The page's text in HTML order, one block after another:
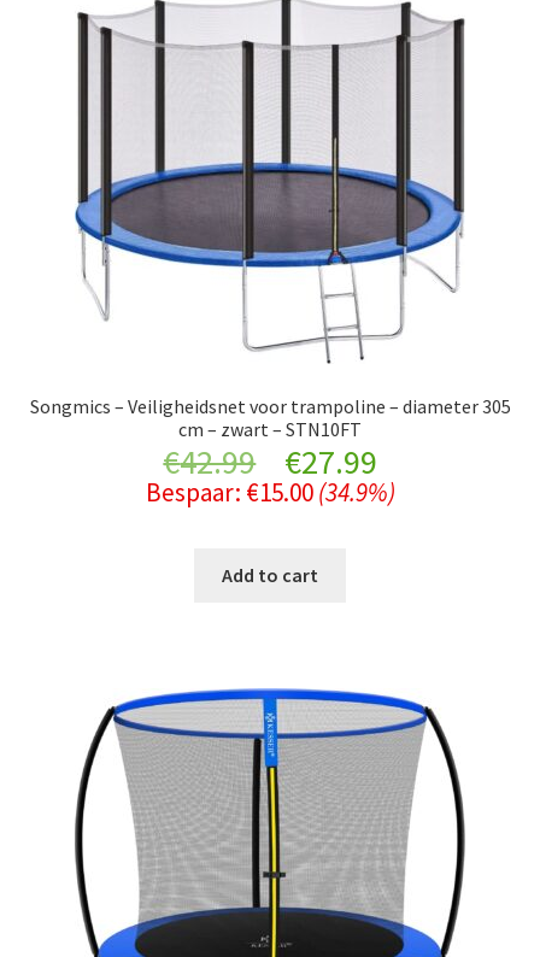
Songmics – Veiligheidsnet voor trampoline – diameter 305
cm – zwart – STN10FT
€42.99
Original
price
was:
€27.99Current
price
Bespaar: €15.00 (34.9%)
Add to cart